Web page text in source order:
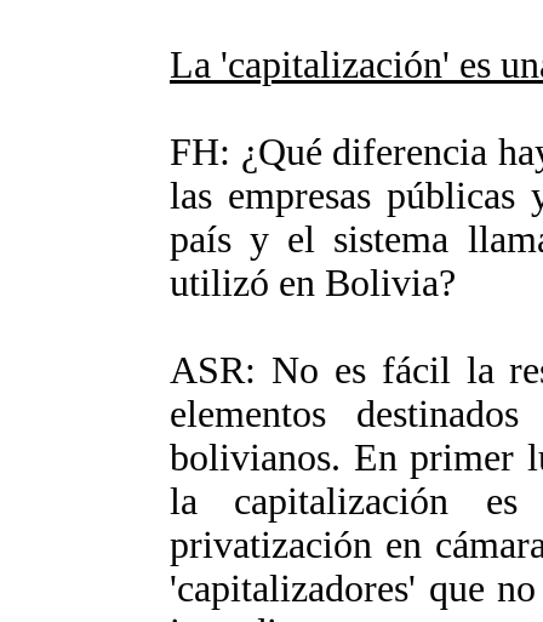
La 'capitalización' es
FH: ¿Qué diferencia
las empresas públicas
país y el sistema
utilizó en Bolivia?
ASR: No es fácil la
elementos
bolivianos. En primer
la capitalización es
privatización en
'capitalizadores' que